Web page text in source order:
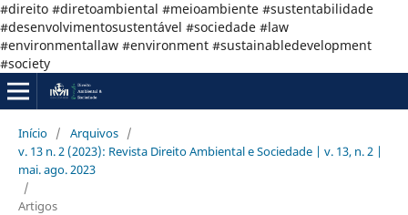
#direito #diretoambiental #meioambiente #sustentabilidade
#desenvolvimentosustentável #sociedade #law
#environmentallaw #environment #sustainabledevelopment
#society
Início / Arquivos /
v. 13 n. 2 (2023): Revista Direito Ambiental e Sociedade | v. 13, n. 2 |
mai. ago. 2023
/
Artigos